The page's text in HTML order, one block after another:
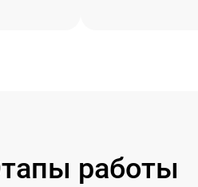
работы